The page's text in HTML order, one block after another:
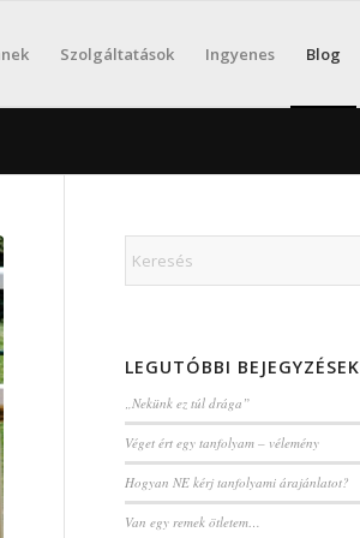
Szolgáltatások Ingyenes Blog
LEGUTÓBBI BEJEGYZÉSEK
„Nekünk ez túl drága”
Véget ért egy tanfolyam – vélemény
Hogyan NE kérj tanfolyami árajánlatot?
Van egy remek ötletem…